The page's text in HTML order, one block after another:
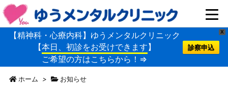
X
【精神科・心療内科】ゆうメンタルクリニック
【本日、初診をお受けできます】
ご希望の方はこちらから！⇒
診察申込
ホーム > お知らせ